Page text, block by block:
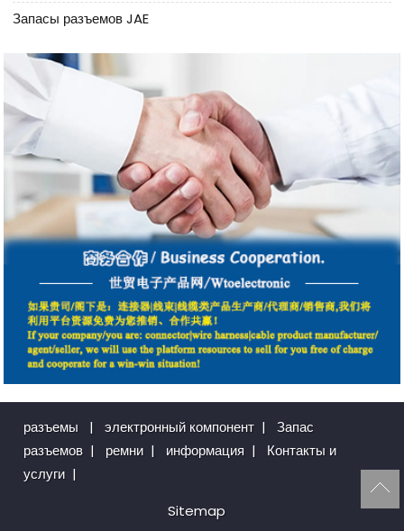
Запасы разъемов JAE
разъемы | электронный компонент |
Запас
разъемов | ремни | информация |
Контакты и
услуги |
Sitemap